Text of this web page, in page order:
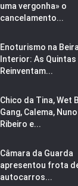
uma vergonha» o
cancelamento...
Enoturismo na Beira
Interior: As Quintas
Reinventam...
Chico da Tina, Wet
Gang, Calema, Nuno
Ribeiro e...
Câmara da Guarda
apresentou frota
autocarros...